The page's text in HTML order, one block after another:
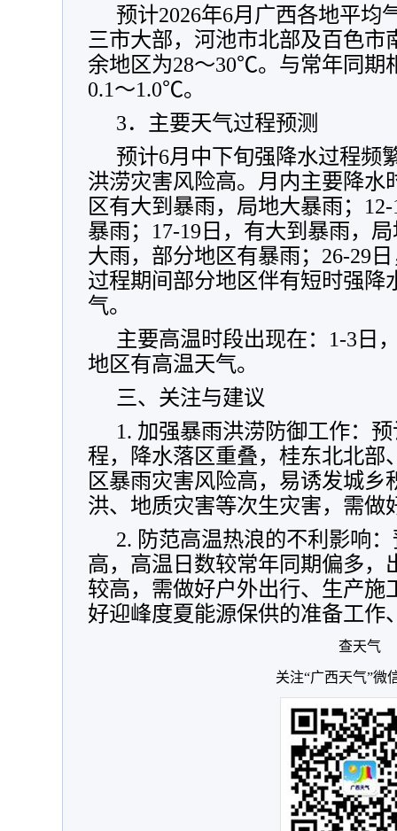
预计2026年6月广西各地平均
三市大部，河池市北部及百色
余地区为28～30℃。与常年同期
0.1～1.0℃。
3．主要天气过程预测
预计6月中下旬强降水过程频
洪涝灾害风险高。月内主要降水
区有大到暴雨，局地大暴雨；
暴雨；17-19日，有大到暴雨，
大雨，部分地区有暴雨；26-29
过程期间部分地区伴有短时强降
气。
主要高温时段出现在：1-3日
地区有高温天气。
三、关注与建议
1. 加强暴雨洪涝防御工作：
程，降水落区重叠，桂东北北部
区暴雨灾害风险高，易诱发城乡
洪、地质灾害等次生灾害，需做
2. 防范高温热浪的不利影响
高，高温日数较常年同期偏多，
较高，需做好户外出行、生产施
好迎峰度夏能源保供的准备工作
查天气
关注“广西天气”微